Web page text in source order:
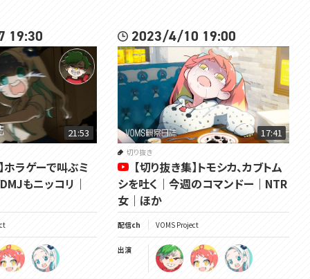
19:30
21:53
ホラゲーで叫ぶミ
もニッコリ｜
2023/4/10 19:00
17:41
切り抜き
【切り抜き集】トモシカ、カブトム
シを吐く｜今週のコマンドー｜NTR
女｜ほか
配信ch VOMS Project
出演